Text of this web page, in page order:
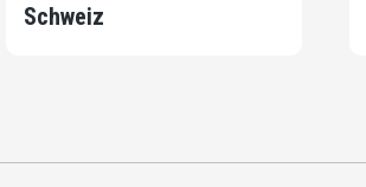
Schweiz